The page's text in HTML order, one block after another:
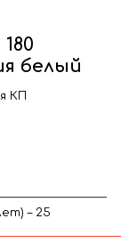
белый
КП
– 25